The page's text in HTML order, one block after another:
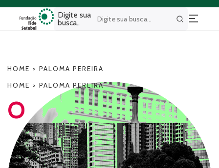
Digite sua
busca..
Buscar
HOME > PALOMA PEREIRA
HOME > PALOMA PEREIRA
O